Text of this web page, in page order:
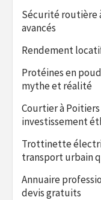
Sécurité routière
avancés
Rendement
Protéines en
mythe et réalité
Courtier à
investissement
Trottinette
transport urbain
Annuaire
devis gratuits